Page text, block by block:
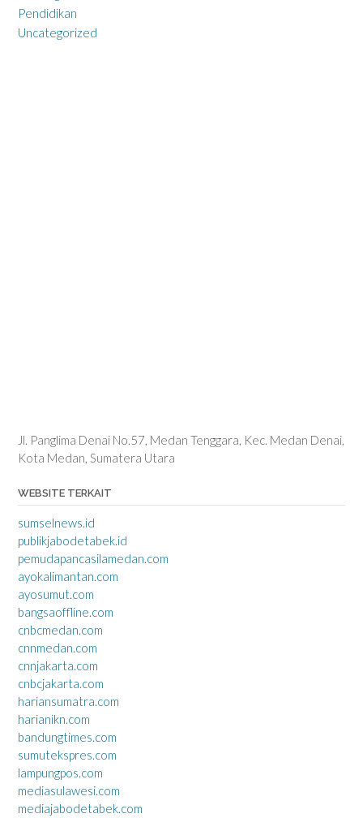
Pendidikan
Uncategorized
Jl. Panglima Denai No.57, Medan Tenggara, Kec. Medan Denai,
Kota Medan, Sumatera Utara
WEBSITE TERKAIT
sumselnews.id
publikjabodetabek.id
pemudapancasilamedan.com
ayokalimantan.com
ayosumut.com
bangsaoffline.com
cnbcmedan.com
cnnmedan.com
cnnjakarta.com
cnbcjakarta.com
hariansumatra.com
harianikn.com
bandungtimes.com
sumutekspres.com
lampungpos.com
mediasulawesi.com
mediajabodetabek.com